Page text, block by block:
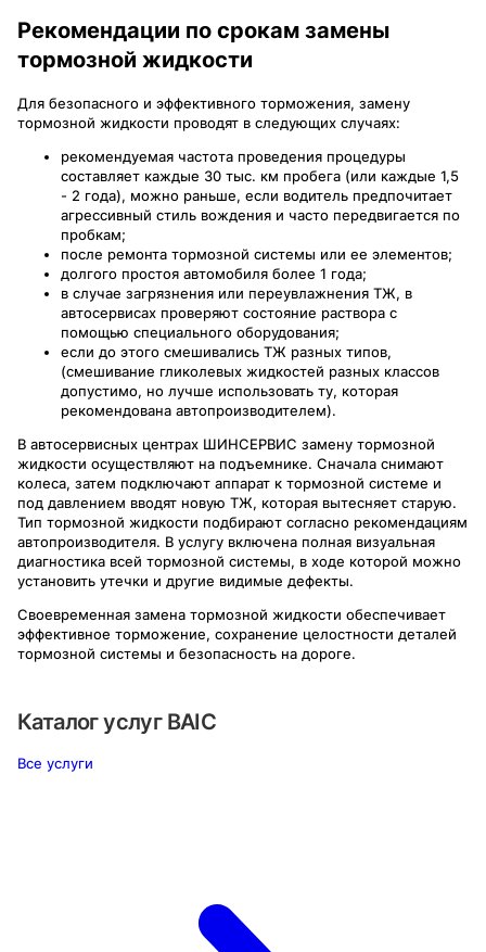
Рекомендации по срокам замены
тормозной жидкости
Для безопасного и эффективного торможения, замену
тормозной жидкости проводят в следующих случаях:
рекомендуемая частота проведения процедуры
составляет каждые 30 тыс. км пробега (или каждые 1,5
- 2 года), можно раньше, если водитель предпочитает
агрессивный стиль вождения и часто передвигается по
пробкам;
после ремонта тормозной системы или ее элементов;
долгого простоя автомобиля более 1 года;
в случае загрязнения или переувлажнения ТЖ, в
автосервисах проверяют состояние раствора с
помощью специального оборудования;
если до этого смешивались ТЖ разных типов,
(смешивание гликолевых жидкостей разных классов
допустимо, но лучше использовать ту, которая
рекомендована автопроизводителем).
В автосервисных центрах ШИНСЕРВИС замену тормозной
жидкости осуществляют на подъемнике. Сначала снимают
колеса, затем подключают аппарат к тормозной системе и
под давлением вводят новую ТЖ, которая вытесняет старую.
Тип тормозной жидкости подбирают согласно рекомендациям
автопроизводителя. В услугу включена полная визуальная
диагностика всей тормозной системы, в ходе которой можно
установить утечки и другие видимые дефекты.
Своевременная замена тормозной жидкости обеспечивает
эффективное торможение, сохранение целостности деталей
тормозной системы и безопасность на дороге.
Каталог услуг BAIC
Все услуги